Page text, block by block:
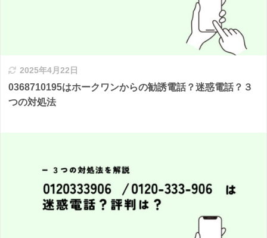
2025年4月22日
0368710195はホークワンからの勧誘電話？迷惑電話？３
つの対処法